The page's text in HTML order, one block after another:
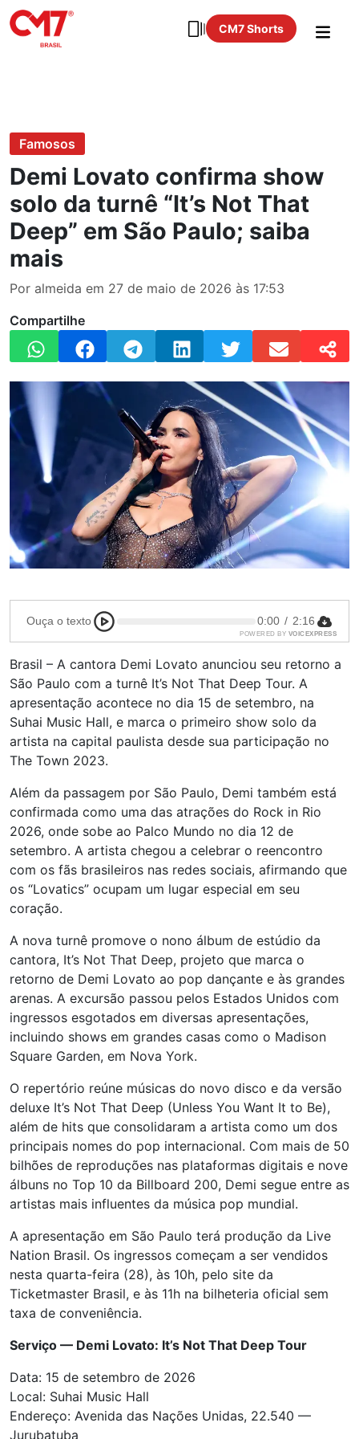
CM7 Shorts
Famosos
Demi Lovato confirma show
solo da turnê “It’s Not That
Deep” em São Paulo; saiba
mais
Por almeida em 27 de maio de 2026 às 17:53
Compartilhe
Ouça o texto 0:00 / 2:16
POWERED BY VOICEXPRESS
Brasil – A cantora Demi Lovato anunciou seu retorno a
São Paulo com a turnê It’s Not That Deep Tour. A
apresentação acontece no dia 15 de setembro, na
Suhai Music Hall, e marca o primeiro show solo da
artista na capital paulista desde sua participação no
The Town 2023.
Além da passagem por São Paulo, Demi também está
confirmada como uma das atrações do Rock in Rio
2026, onde sobe ao Palco Mundo no dia 12 de
setembro. A artista chegou a celebrar o reencontro
com os fãs brasileiros nas redes sociais, afirmando que
os “Lovatics” ocupam um lugar especial em seu
coração.
A nova turnê promove o nono álbum de estúdio da
cantora, It’s Not That Deep, projeto que marca o
retorno de Demi Lovato ao pop dançante e às grandes
arenas. A excursão passou pelos Estados Unidos com
ingressos esgotados em diversas apresentações,
incluindo shows em grandes casas como o Madison
Square Garden, em Nova York.
O repertório reúne músicas do novo disco e da versão
deluxe It’s Not That Deep (Unless You Want It to Be),
além de hits que consolidaram a artista como um dos
principais nomes do pop internacional. Com mais de 50
bilhões de reproduções nas plataformas digitais e nove
álbuns no Top 10 da Billboard 200, Demi segue entre as
artistas mais influentes da música pop mundial.
A apresentação em São Paulo terá produção da Live
Nation Brasil. Os ingressos começam a ser vendidos
nesta quarta-feira (28), às 10h, pelo site da
Ticketmaster Brasil, e às 11h na bilheteria oficial sem
taxa de conveniência.
Serviço — Demi Lovato: It’s Not That Deep Tour
Data: 15 de setembro de 2026
Local: Suhai Music Hall
Endereço: Avenida das Nações Unidas, 22.540 —
Jurubatuba